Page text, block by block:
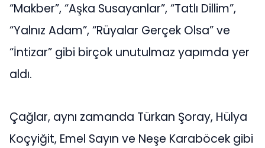
“Makber”, “Aşka Susayanlar”, “Tatlı Dillim”,
“Yalnız Adam”, “Rüyalar Gerçek Olsa” ve
“İntizar” gibi birçok unutulmaz yapımda yer
aldı.
Çağlar, aynı zamanda Türkan Şoray, Hülya
Koçyiğit, Emel Sayın ve Neşe Karaböcek gibi